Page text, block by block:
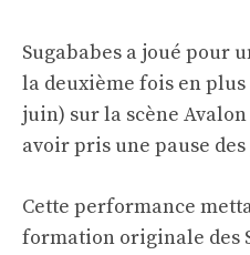
Sugababes a joué pour
la deuxième fois en plus
juin) sur la scène
avoir pris une pause
Cette performance
formation originale des